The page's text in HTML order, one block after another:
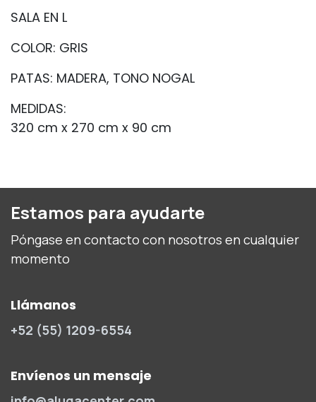
SALA EN L
COLOR: GRIS
PATAS: MADERA, TONO NOGAL
MEDIDAS:
320 cm x 270 cm x 90 cm
Estamos para ayudarte
Póngase en contacto con nosotros en cualquier
momento
Llámanos
+52 (55) 1209-6554
Envíenos un mensaje